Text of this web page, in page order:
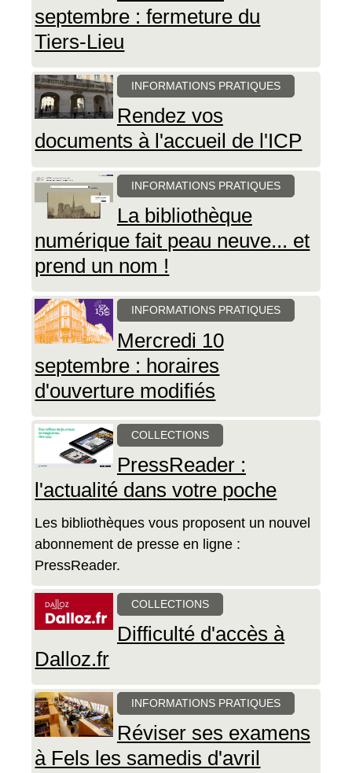
septembre : fermeture du
Tiers-Lieu
INFORMATIONS PRATIQUES
Rendez vos
documents à l'accueil de l'ICP
INFORMATIONS PRATIQUES
La bibliothèque
numérique fait peau neuve... et
prend un nom !
INFORMATIONS PRATIQUES
Mercredi 10
septembre : horaires
d'ouverture modifiés
COLLECTIONS
PressReader :
l'actualité dans votre poche
Les bibliothèques vous proposent un nouvel
abonnement de presse en ligne :
PressReader.
COLLECTIONS
Difficulté d'accès à
Dalloz.fr
INFORMATIONS PRATIQUES
Réviser ses examens
à Fels les samedis d'avril